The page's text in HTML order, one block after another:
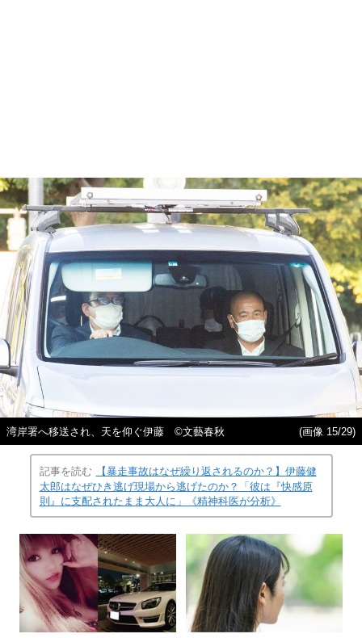
湾岸署へ移送され、天を仰ぐ伊藤 ©文藝春秋 (画像 15/29)
記事を読む
【暴走事故はなぜ繰り返されるのか？】伊藤健
太郎はなぜひき逃げ現場から逃げたのか？「彼は『快感原
則』に支配されたまま大人に」《精神科医が分析》